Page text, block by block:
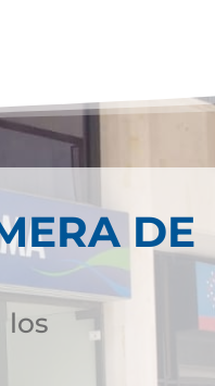
DE
los